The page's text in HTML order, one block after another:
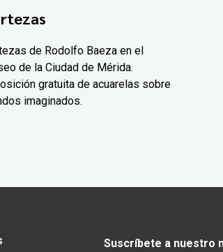
de Rodolfo Baeza en el
de la Ciudad de Mérida.
gratuita de acuarelas sobre
imaginados.
Suscríbete a nuestro